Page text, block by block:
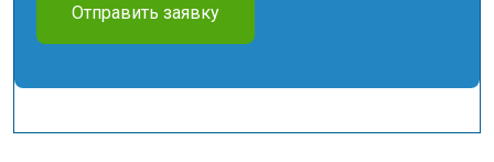
Отправить заявку